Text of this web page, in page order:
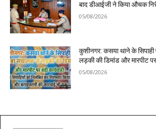
बाद डीआईजी ने किया औचक
05/08/2026
कुशीनगर: कसया थाने के
लड़की की डिमांड और मारपीट पर
05/08/2026